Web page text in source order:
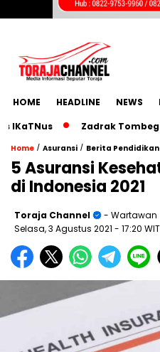
HOME HEADLINE NEWS
Zadrak Tombeg Ajak
Home / Asuransi / Berita Pendidikan
5 Asuransi
di Indonesia 2021
Toraja Channel
- Wartawan
Selasa, 3 Agustus 2021 - 17:20 WIT